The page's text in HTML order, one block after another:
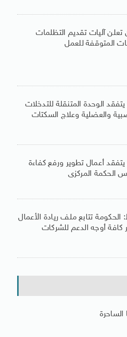
تعلن آليات تقديم التظلمات
المتوقفة للعمل
يتفقد الوحدة المتنقلة للتدخلات
والعضلية وعلاج السكتات
يتفقد أعمال تطوير ورفع كفاءة
الحكمة المركزى
الحكومة تتابع ملف ريادة الأعمال
كافة أوجه الدعم للشركات
الساحرة